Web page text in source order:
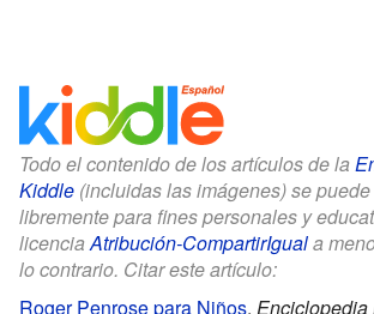
Todo el contenido de los artículos de la
Kiddle (incluidas las imágenes) se
libremente para fines personales y
licenciaAtribución-CompartirIguala
lo contrario. Citar este artículo:
Roger Penrose para Niños. Enciclopedia